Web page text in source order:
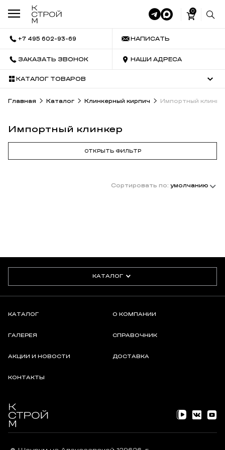
0
+7 495 602-93-69 НАПИСАТЬ
ЗАКАЗАТЬ ЗВОНОК НАШИ АДРЕСА
КАТАЛОГ ТОВАРОВ
Главная Каталог Клинкерный кирпич Импортный
Импортный клинкер
ОТКРЫТЬ ФИЛЬТР
Сортировать по:умолчанию
КАТАЛОГ
КАТАЛОГ О КОМПАНИИ
ГАЛЕРЕЯ СПРАВОЧНИК
АКЦИИ И НОВОСТИ ДОСТАВКА
КОНТАКТЫ